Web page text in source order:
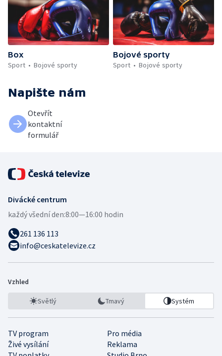
Box
Sport
Bojové sporty
Bojové sporty
Sport
Bojové sporty
Napište nám
Otevřít
kontaktní
formulář
Divácké centrum
každý všední den:8:00—16:00 hodin
261 136 113
info@ceskatelevize.cz
Vzhled
Světlý Tmavý Systém
TV program
Pro média
Živé vysílání
Reklama